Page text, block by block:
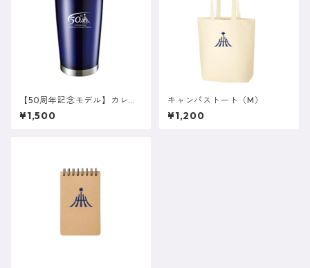
【50周年記念モデル】カレッ
ジロゴタンブラー
¥1,500
キャンパストート（M）
¥1,200